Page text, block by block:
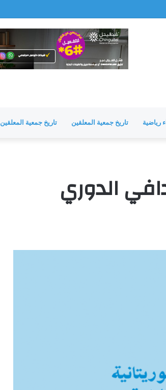
رياضية تاريخ جمعية المعلقين تاريخ جمعية المعلقين
الدوري